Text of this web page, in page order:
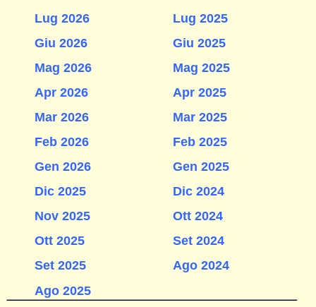
Lug 2026
Giu 2026
Mag 2026
Apr 2026
Mar 2026
Feb 2026
Gen 2026
Dic 2025
Nov 2025
Ott 2025
Set 2025
Ago 2025
Lug 2025
Giu 2025
Mag 2025
Apr 2025
Mar 2025
Feb 2025
Gen 2025
Dic 2024
Ott 2024
Set 2024
Ago 2024